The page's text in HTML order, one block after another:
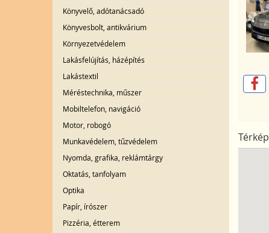
Könyvelő, adótanácsadó
Könyvesbolt, antikvárium
Környezetvédelem
Lakásfelújítás, házépítés
Lakástextil
Méréstechnika, műszer
Mobiltelefon, navigáció
Motor, robogó
Munkavédelem, tűzvédelem
Nyomda, grafika, reklámtárgy
Oktatás, tanfolyam
Optika
Papír, írószer
Pizzéria, étterem
Térkép